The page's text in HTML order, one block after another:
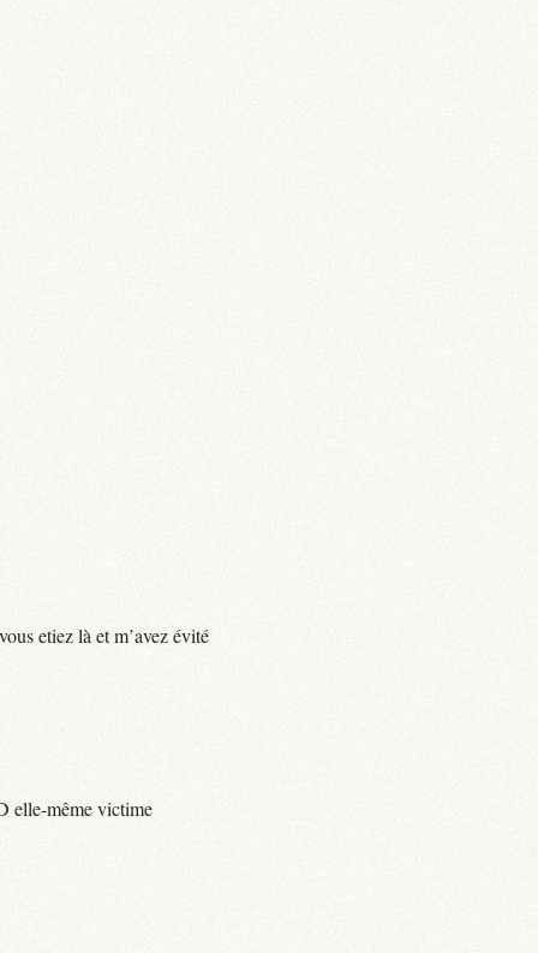
etiez là et m’avez évité
elle-même victime